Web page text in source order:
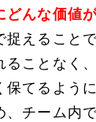
どんな価値
捉えること
ることなく
保てるよう
、チーム内